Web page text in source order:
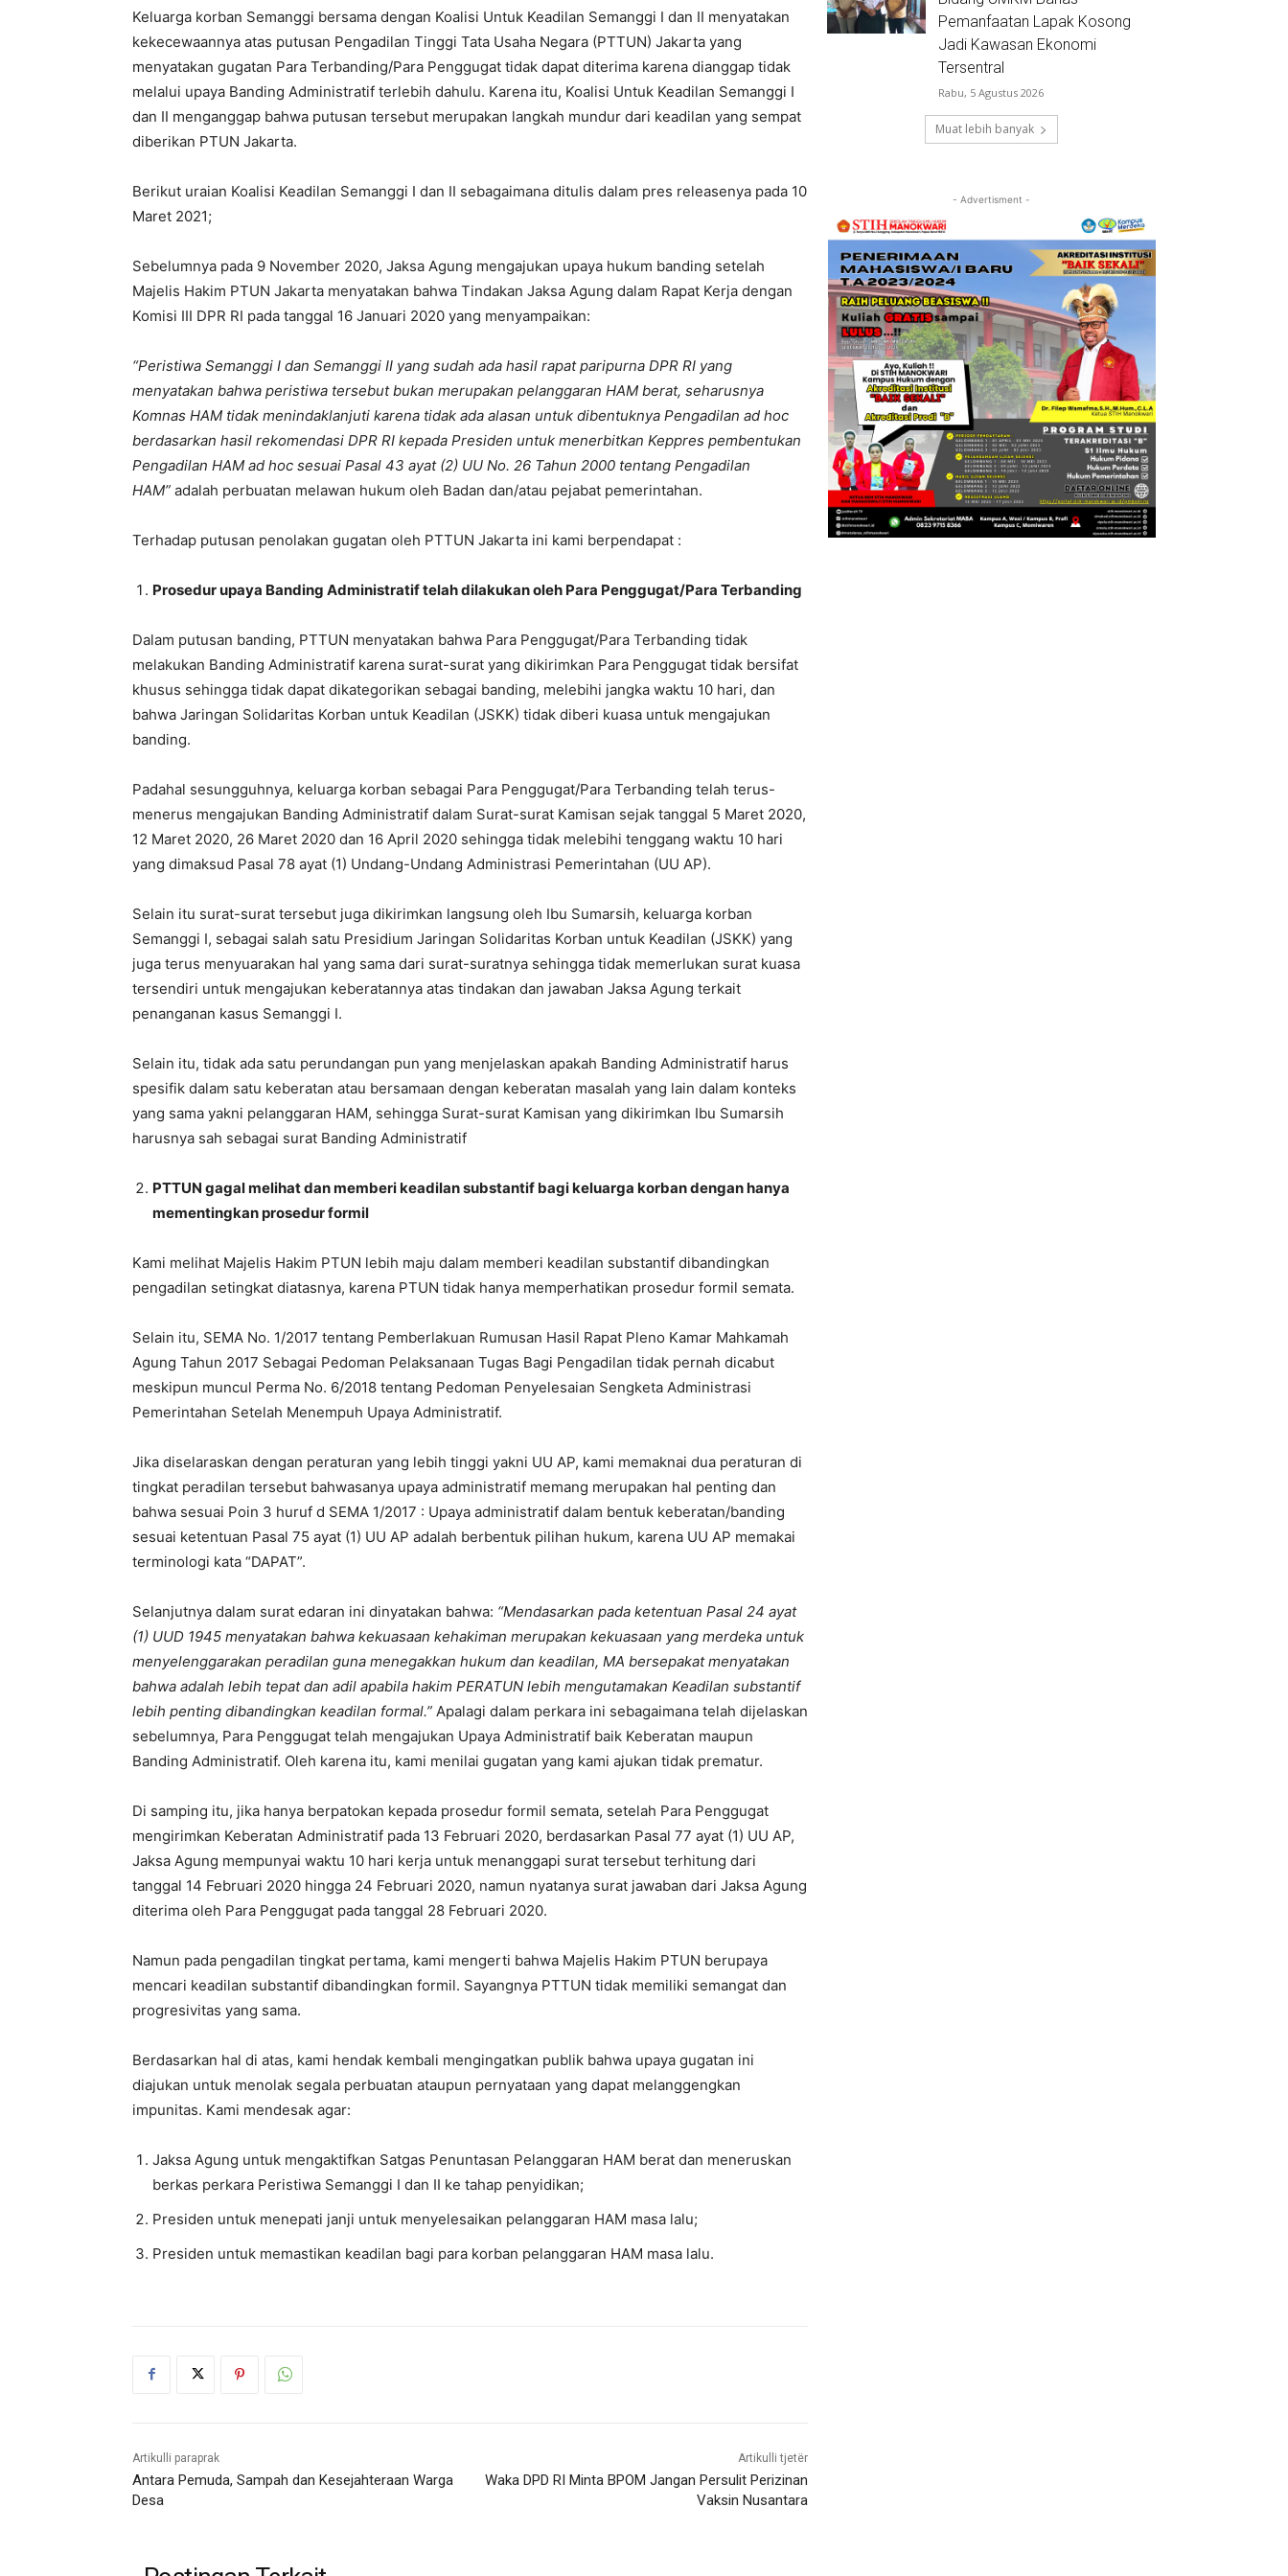
Keluarga korban Semanggi bersama dengan Koalisi Untuk Keadilan Semanggi I dan II menyatakan
kekecewaannya atas putusan Pengadilan Tinggi Tata Usaha Negara (PTTUN) Jakarta yang
menyatakan gugatan Para Terbanding/Para Penggugat tidak dapat diterima karena dianggap tidak
melalui upaya Banding Administratif terlebih dahulu. Karena itu, Koalisi Untuk Keadilan Semanggi I
dan II menganggap bahwa putusan tersebut merupakan langkah mundur dari keadilan yang sempat
diberikan PTUN Jakarta.
Berikut uraian Koalisi Keadilan Semanggi I dan II sebagaimana ditulis dalam pres releasenya pada 10
Maret 2021;
Sebelumnya pada 9 November 2020, Jaksa Agung mengajukan upaya hukum banding setelah
Majelis Hakim PTUN Jakarta menyatakan bahwa Tindakan Jaksa Agung dalam Rapat Kerja dengan
Komisi III DPR RI pada tanggal 16 Januari 2020 yang menyampaikan:
“Peristiwa Semanggi I dan Semanggi II yang sudah ada hasil rapat paripurna DPR RI yang
menyatakan bahwa peristiwa tersebut bukan merupakan pelanggaran HAM berat, seharusnya
Komnas HAM tidak menindaklanjuti karena tidak ada alasan untuk dibentuknya Pengadilan ad hoc
berdasarkan hasil rekomendasi DPR RI kepada Presiden untuk menerbitkan Keppres pembentukan
Pengadilan HAM ad hoc sesuai Pasal 43 ayat (2) UU No. 26 Tahun 2000 tentang Pengadilan
HAM” adalah perbuatan melawan hukum oleh Badan dan/atau pejabat pemerintahan.
Terhadap putusan penolakan gugatan oleh PTTUN Jakarta ini kami berpendapat :
Prosedur upaya Banding Administratif telah dilakukan oleh Para Penggugat/Para Terbanding
Dalam putusan banding, PTTUN menyatakan bahwa Para Penggugat/Para Terbanding tidak
melakukan Banding Administratif karena surat-surat yang dikirimkan Para Penggugat tidak bersifat
khusus sehingga tidak dapat dikategorikan sebagai banding, melebihi jangka waktu 10 hari, dan
bahwa Jaringan Solidaritas Korban untuk Keadilan (JSKK) tidak diberi kuasa untuk mengajukan
banding.
Padahal sesungguhnya, keluarga korban sebagai Para Penggugat/Para Terbanding telah terus-
menerus mengajukan Banding Administratif dalam Surat-surat Kamisan sejak tanggal 5 Maret 2020,
12 Maret 2020, 26 Maret 2020 dan 16 April 2020 sehingga tidak melebihi tenggang waktu 10 hari
yang dimaksud Pasal 78 ayat (1) Undang-Undang Administrasi Pemerintahan (UU AP).
Selain itu surat-surat tersebut juga dikirimkan langsung oleh Ibu Sumarsih, keluarga korban
Semanggi I, sebagai salah satu Presidium Jaringan Solidaritas Korban untuk Keadilan (JSKK) yang
juga terus menyuarakan hal yang sama dari surat-suratnya sehingga tidak memerlukan surat kuasa
tersendiri untuk mengajukan keberatannya atas tindakan dan jawaban Jaksa Agung terkait
penanganan kasus Semanggi I.
Selain itu, tidak ada satu perundangan pun yang menjelaskan apakah Banding Administratif harus
spesifik dalam satu keberatan atau bersamaan dengan keberatan masalah yang lain dalam konteks
yang sama yakni pelanggaran HAM, sehingga Surat-surat Kamisan yang dikirimkan Ibu Sumarsih
harusnya sah sebagai surat Banding Administratif
PTTUN gagal melihat dan memberi keadilan substantif bagi keluarga korban dengan hanya
mementingkan prosedur formil
Kami melihat Majelis Hakim PTUN lebih maju dalam memberi keadilan substantif dibandingkan
pengadilan setingkat diatasnya, karena PTUN tidak hanya memperhatikan prosedur formil semata.
Selain itu, SEMA No. 1/2017 tentang Pemberlakuan Rumusan Hasil Rapat Pleno Kamar Mahkamah
Agung Tahun 2017 Sebagai Pedoman Pelaksanaan Tugas Bagi Pengadilan tidak pernah dicabut
meskipun muncul Perma No. 6/2018 tentang Pedoman Penyelesaian Sengketa Administrasi
Pemerintahan Setelah Menempuh Upaya Administratif.
Jika diselaraskan dengan peraturan yang lebih tinggi yakni UU AP, kami memaknai dua peraturan di
tingkat peradilan tersebut bahwasanya upaya administratif memang merupakan hal penting dan
bahwa sesuai Poin 3 huruf d SEMA 1/2017 : Upaya administratif dalam bentuk keberatan/banding
sesuai ketentuan Pasal 75 ayat (1) UU AP adalah berbentuk pilihan hukum, karena UU AP memakai
terminologi kata “DAPAT”.
Selanjutnya dalam surat edaran ini dinyatakan bahwa: “Mendasarkan pada ketentuan Pasal 24 ayat
(1) UUD 1945 menyatakan bahwa kekuasaan kehakiman merupakan kekuasaan yang merdeka untuk
menyelenggarakan peradilan guna menegakkan hukum dan keadilan, MA bersepakat menyatakan
bahwa adalah lebih tepat dan adil apabila hakim PERATUN lebih mengutamakan Keadilan substantif
lebih penting dibandingkan keadilan formal.” Apalagi dalam perkara ini sebagaimana telah dijelaskan
sebelumnya, Para Penggugat telah mengajukan Upaya Administratif baik Keberatan maupun
Banding Administratif. Oleh karena itu, kami menilai gugatan yang kami ajukan tidak prematur.
Di samping itu, jika hanya berpatokan kepada prosedur formil semata, setelah Para Penggugat
mengirimkan Keberatan Administratif pada 13 Februari 2020, berdasarkan Pasal 77 ayat (1) UU AP,
Jaksa Agung mempunyai waktu 10 hari kerja untuk menanggapi surat tersebut terhitung dari
tanggal 14 Februari 2020 hingga 24 Februari 2020, namun nyatanya surat jawaban dari Jaksa Agung
diterima oleh Para Penggugat pada tanggal 28 Februari 2020.
Namun pada pengadilan tingkat pertama, kami mengerti bahwa Majelis Hakim PTUN berupaya
mencari keadilan substantif dibandingkan formil. Sayangnya PTTUN tidak memiliki semangat dan
progresivitas yang sama.
Berdasarkan hal di atas, kami hendak kembali mengingatkan publik bahwa upaya gugatan ini
diajukan untuk menolak segala perbuatan ataupun pernyataan yang dapat melanggengkan
impunitas. Kami mendesak agar:
Jaksa Agung untuk mengaktifkan Satgas Penuntasan Pelanggaran HAM berat dan meneruskan
berkas perkara Peristiwa Semanggi I dan II ke tahap penyidikan;
Presiden untuk menepati janji untuk menyelesaikan pelanggaran HAM masa lalu;
Presiden untuk memastikan keadilan bagi para korban pelanggaran HAM masa lalu.
Artikulli paraprak
Antara Pemuda, Sampah dan Kesejahteraan Warga
Desa
Artikulli tjetër
Waka DPD RI Minta BPOM Jangan Persulit Perizinan
Vaksin Nusantara
Pemanfaatan Lapak Kosong
Jadi Kawasan Ekonomi
Tersentral
Rabu, 5 Agustus 2026
Muat lebih banyak
- Advertisment -